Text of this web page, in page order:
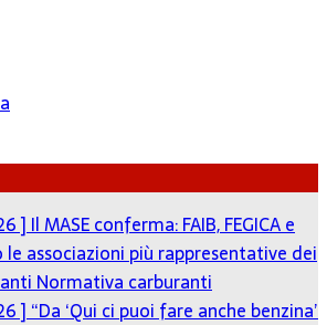
]Il MASE conferma: FAIB, FEGICA e
le associazioni più rappresentative dei
Normativa carburanti
]“Da ‘Qui ci puoi fare anche benzina’